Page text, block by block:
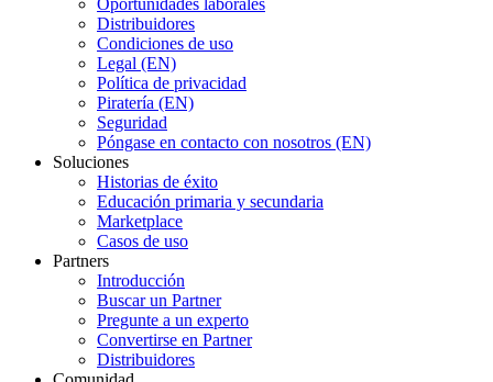
Oportunidades laborales
Distribuidores
Condiciones de uso
Legal (EN)
Política de privacidad
Piratería (EN)
Seguridad
Póngase en contacto con nosotros (EN)
Soluciones
Historias de éxito
Educación primaria y secundaria
Marketplace
Casos de uso
Partners
Introducción
Buscar un Partner
Pregunte a un experto
Convertirse en Partner
Distribuidores